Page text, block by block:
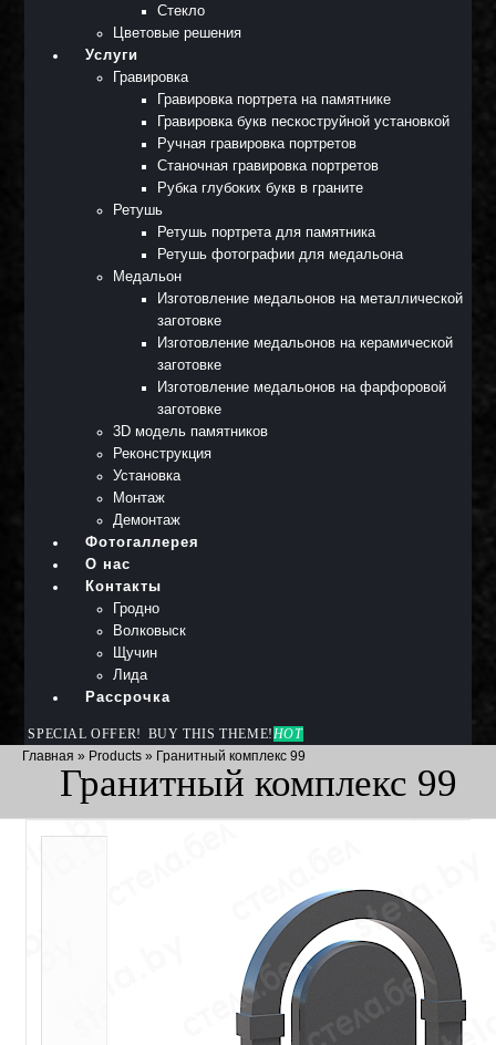
Стекло
Цветовые решения
Услуги
Гравировка
Гравировка портрета на памятнике
Гравировка букв пескоструйной установкой
Ручная гравировка портретов
Станочная гравировка портретов
Рубка глубоких букв в граните
Ретушь
Ретушь портрета для памятника
Ретушь фотографии для медальона
Медальон
Изготовление медальонов на металлической
заготовке
Изготовление медальонов на керамической
заготовке
Изготовление медальонов на фарфоровой
заготовке
3D модель памятников
Реконструкция
Установка
Монтаж
Демонтаж
Фотогаллерея
О нас
Контакты
Гродно
Волковыск
Щучин
Лида
Рассрочка
SPECIAL OFFER! BUY THIS THEME!HOT
Главная » Products » Гранитный комплекс 99
Гранитный комплекс 99